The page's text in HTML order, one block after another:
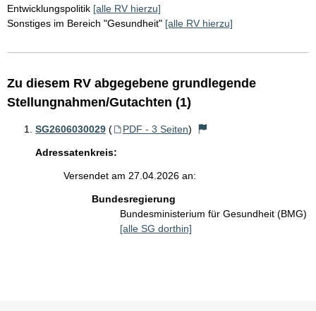
Entwicklungspolitik [alle RV hierzu]
Sonstiges im Bereich "Gesundheit" [alle RV hierzu]
Zu diesem RV abgegebene grundlegende
Stellungnahmen/Gutachten (1)
SG2606030029 ( PDF - 3 Seiten)
Adressatenkreis:
Versendet am 27.04.2026 an:
Bundesregierung
Bundesministerium für Gesundheit (BMG)
[alle SG dorthin]